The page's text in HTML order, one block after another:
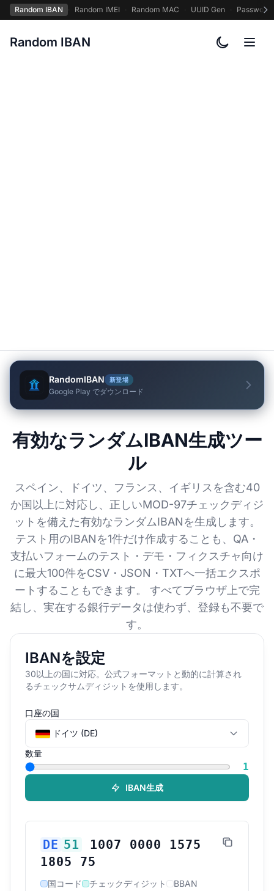
Random IBAN · Random IMEI · Random MAC · UUID Gen · Password
Random IBAN
RandomIBAN 新登場
Google Play でダウンロード
有効なランダムIBAN生成ツー
ル
スペイン、ドイツ、フランス、イギリスを含む40
か国以上に対応し、正しいMOD-97チェックディジ
ットを備えた有効なランダムIBANを生成します。
テスト用のIBANを1件だけ作成することも、QA・
支払いフォームのテスト・デモ・フィクスチャ向け
に最大100件をCSV・JSON・TXTへ一括エクスポ
ートすることもできます。 すべてブラウザ上で完
結し、実在する銀行データは使わず、登録も不要で
す。
IBANを設定
30以上の国に対応。公式フォーマットと動的に計算され
るチェックサムディジットを使用します。
口座の国
ドイツ (DE)
数量
1
IBAN生成
DE 51
1007 0000 1575
1805 75
国コード チェックディジット BBAN